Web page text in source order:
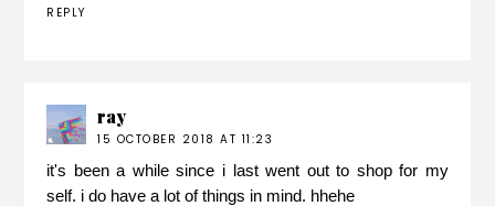
REPLY
ray
15 OCTOBER 2018 AT 11:23
it's been a while since i last went out to shop for my
self. i do have a lot of things in mind. hhehe